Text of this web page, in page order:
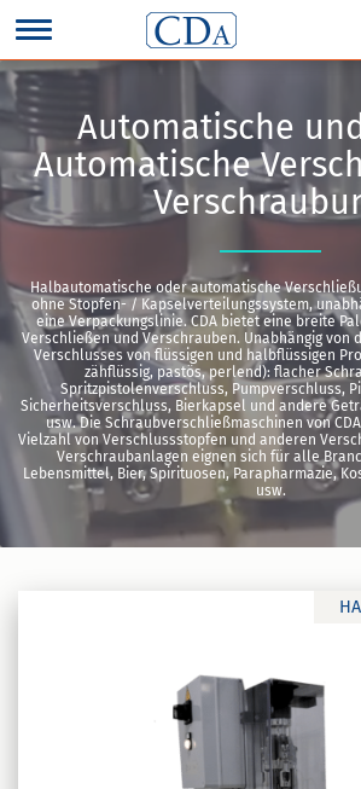
Automatische
Automatische
Halbautomatische oder automatische
ohne Stopfen- / Kapselverteilungssystem,
eine Verpackungslinie. CDA bietet eine breite
Verschließen und Verschrauben. Unabhängig von
Verschlusses von flüssigen und halbflüssigen
zähflüssig, pastös, perlend): flacher
Spritzpistolenverschluss, Pumpverschluss,
Sicherheitsverschluss, Bierkapsel und andere
usw. Die Schraubverschließmaschinen von
Vielzahl von Verschlussstopfen und anderen
Verschraubanlagen eignen sich für alle
Lebensmittel, Bier, Spirituosen, Parapharmazie,
usw.